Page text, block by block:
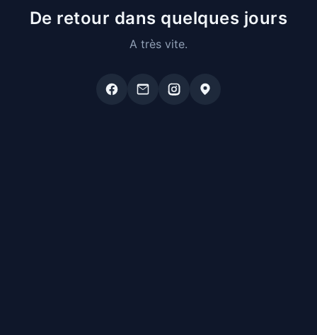
De retour dans quelques jours
A très vite.